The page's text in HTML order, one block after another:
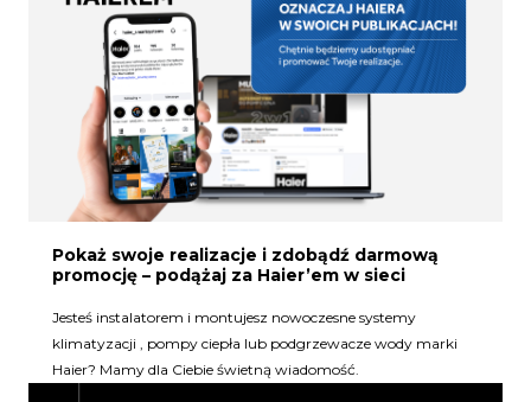
Pokaż swoje realizacje i zdobądź darmową
promocję – podążaj za Haier’em w sieci
Jesteś instalatorem i montujesz nowoczesne systemy
klimatyzacji , pompy ciepła lub podgrzewacze wody marki
Haier? Mamy dla Ciebie świetną wiadomość.